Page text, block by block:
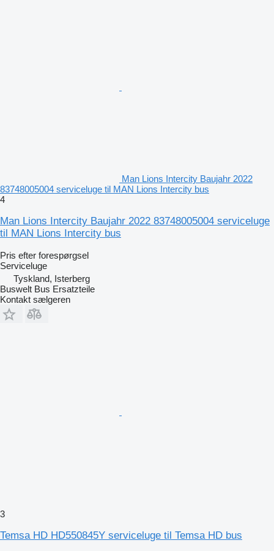
Man Lions Intercity Baujahr 2022
83748005004 serviceluge til MAN Lions Intercity bus
4
Man Lions Intercity Baujahr 2022 83748005004 serviceluge
til MAN Lions Intercity bus
Pris efter forespørgsel
Serviceluge
Tyskland, Isterberg
Buswelt Bus Ersatzteile
Kontakt sælgeren
3
Temsa HD HD550845Y serviceluge til Temsa HD bus